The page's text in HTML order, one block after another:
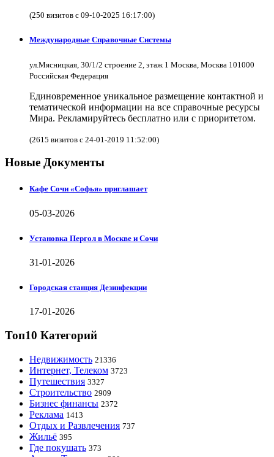
(250 визитов с 09-10-2025 16:17:00)
Международные Справочные Системы
ул.Мясницкая, 30/1/2 строение 2, этаж 1 Москва, Москва 101000
Российская Федерация
Единовременное уникальное размещение контактной и
тематической информации на все справочные ресурсы
Мира. Рекламируйтесь бесплатно или с приоритетом.
(2615 визитов с 24-01-2019 11:52:00)
Новые Документы
Кафе Сочи «Софья» приглашает
05-03-2026
Установка Пергол в Москве и Сочи
31-01-2026
Городская станция Дезинфекции
17-01-2026
Топ10 Категорий
Недвижимость 21336
Интернет, Телеком 3723
Путешествия 3327
Строительство 2909
Бизнес финансы 2372
Реклама 1413
Отдых и Развлечения 737
Жильё 395
Где покушать 373